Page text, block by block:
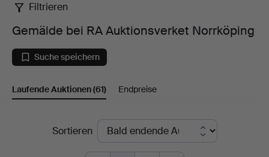
Gemälde
bei
RA
Auktionsverket
Norrköping
Filtrieren
Gemälde bei RA Auktionsverket Norrköping
Suche speichern
Laufende Auktionen(61) Endpreise
LaufendeSortieren